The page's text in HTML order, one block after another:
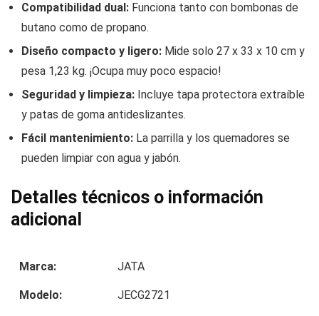
Compatibilidad dual: Funciona tanto con bombonas de
butano como de propano.
Diseño compacto y ligero: Mide solo 27 x 33 x 10 cm y
pesa 1,23 kg. ¡Ocupa muy poco espacio!
Seguridad y limpieza: Incluye tapa protectora extraíble
y patas de goma antideslizantes.
Fácil mantenimiento: La parrilla y los quemadores se
pueden limpiar con agua y jabón.
Detalles técnicos o información
adicional
Marca: JATA
Modelo: JECG2721